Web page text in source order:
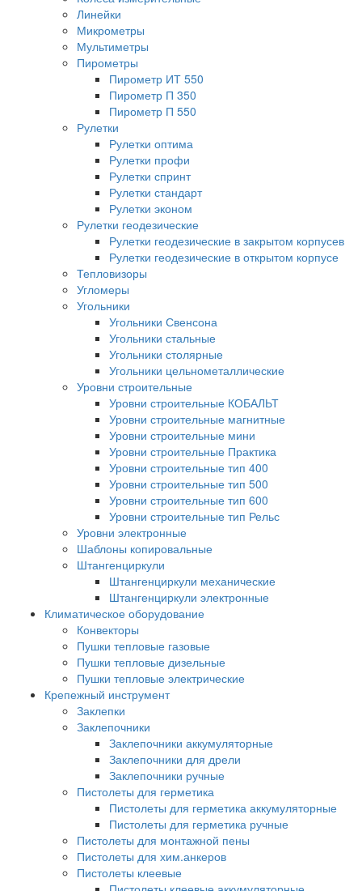
Линейки
Микрометры
Мультиметры
Пирометры
Пирометр ИТ 550
Пирометр П 350
Пирометр П 550
Рулетки
Рулетки оптима
Рулетки профи
Рулетки спринт
Рулетки стандарт
Рулетки эконом
Рулетки геодезические
Рулетки геодезические в закрытом корпусев
Рулетки геодезические в открытом корпусе
Тепловизоры
Угломеры
Угольники
Угольники Свенсона
Угольники стальные
Угольники столярные
Угольники цельнометаллические
Уровни строительные
Уровни строительные КОБАЛЬТ
Уровни строительные магнитные
Уровни строительные мини
Уровни строительные Практика
Уровни строительные тип 400
Уровни строительные тип 500
Уровни строительные тип 600
Уровни строительные тип Рельс
Уровни электронные
Шаблоны копировальные
Штангенциркули
Штангенциркули механические
Штангенциркули электронные
Климатическое оборудование
Конвекторы
Пушки тепловые газовые
Пушки тепловые дизельные
Пушки тепловые электрические
Крепежный инструмент
Заклепки
Заклепочники
Заклепочники аккумуляторные
Заклепочники для дрели
Заклепочники ручные
Пистолеты для герметика
Пистолеты для герметика аккумуляторные
Пистолеты для герметика ручные
Пистолеты для монтажной пены
Пистолеты для хим.анкеров
Пистолеты клеевые